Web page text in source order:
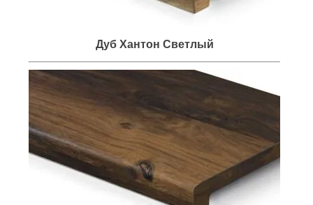
Дуб Хантон Светлый